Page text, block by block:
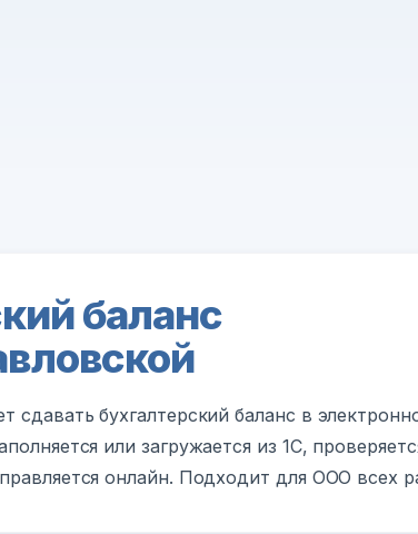
баланс
сдавать бухгалтерский баланс в
или загружается из 1С,
онлайн. Подходит для ООО всех